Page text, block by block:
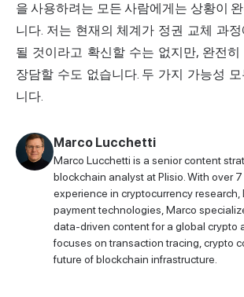
을 사용하려는 모든 사람에게는 상황이
니다. 저는 현재의 체계가 정권 교체 과
될 것이라고 확신할 수는 없지만, 완전
장담할 수도 없습니다. 두 가지 가능성
니다.
Marco Lucchetti
Marco Lucchetti is a senior content
blockchain analyst at Plisio. With over
experience in cryptocurrency research,
payment technologies, Marco
data-driven content for a global crypto
focuses on transaction tracing, crypto
future of blockchain infrastructure.